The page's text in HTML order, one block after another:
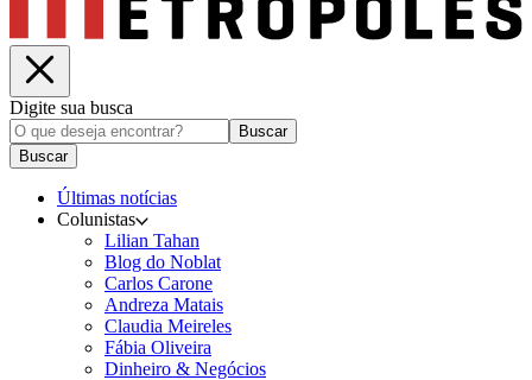
Digite sua busca
Buscar
Buscar
Últimas notícias
Colunistas
Lilian Tahan
Blog do Noblat
Carlos Carone
Andreza Matais
Claudia Meireles
Fábia Oliveira
Dinheiro & Negócios